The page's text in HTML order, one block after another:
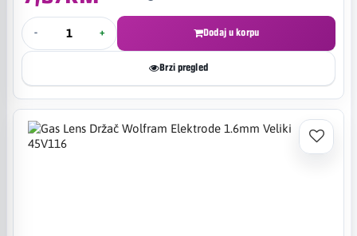
- + Dodaj u korpu
Brzi pregled